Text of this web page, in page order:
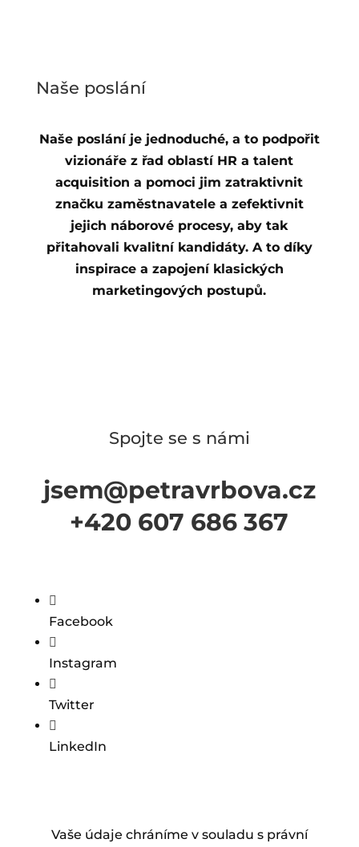
Naše poslání
Naše poslání je jednoduché, a to podpořit
vizionáře z řad oblastí HR a talent
acquisition a pomoci jim zatraktivnit
značku zaměstnavatele a zefektivnit
jejich náborové procesy, aby tak
přitahovali kvalitní kandidáty. A to díky
inspirace a zapojení klasických
marketingových postupů.
Spojte se s námi
jsem@petravrbova.cz
+420 607 686 367

Facebook

Instagram

Twitter

LinkedIn
Vaše údaje chráníme v souladu s právní